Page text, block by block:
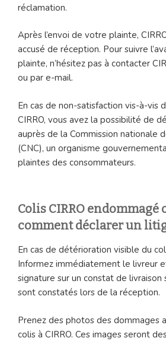
réclamation.
Après l’envoi de votre plainte,
accusé de réception. Pour suivre
plainte, n’hésitez pas à contacter
ou par e-mail.
En cas de non-satisfaction vis-à-vis
CIRRO, vous avez la possibilité de
auprès de la Commission nationale
(CNC), un organisme
plaintes des consommateurs.
Colis CIRRO endommagé
comment déclarer un
En cas de détérioration visible du
Informez immédiatement le livreur
signature sur un constat de livraison
sont constatés lors de la réception.
Prenez des photos des dommages
colis à CIRRO. Ces images seront